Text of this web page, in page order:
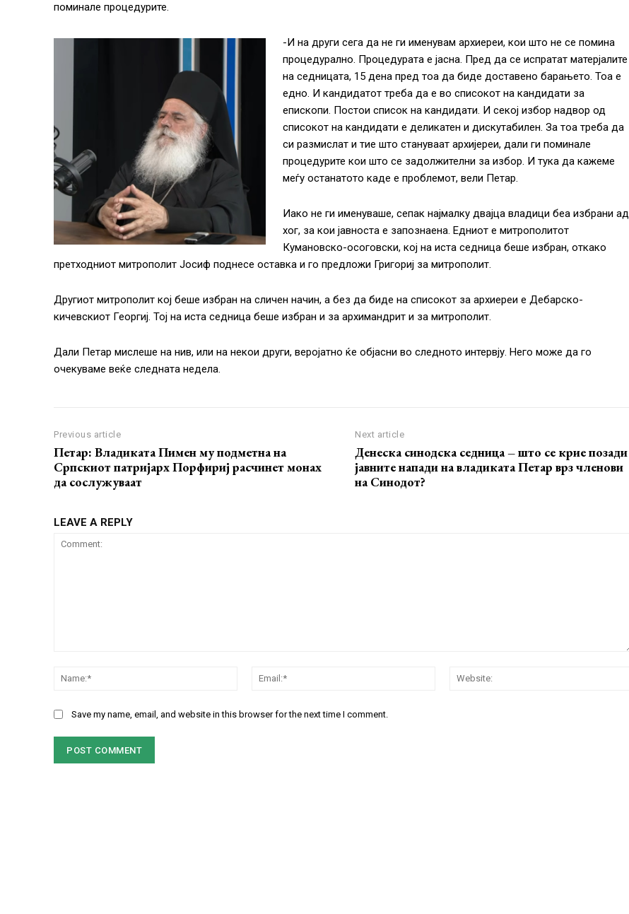
поминале процедурите.
-И на други сега да не ги именувам архиереи, кои што не се помина
процедурално. Процедурата е јасна. Пред да се испратат матерјалите
на седницата, 15 дена пред тоа да биде доставено барањето. Тоа е
едно. И кандидатот треба да е во списокот на кандидати за
епископи. Постои список на кандидати. И секој избор надвор од
списокот на кандидати е деликатен и дискутабилен. За тоа треба да
си размислат и тие што стануваат архијереи, дали ги поминале
процедурите кои што се задолжителни за избор. И тука да кажеме
меѓу останатото каде е проблемот, вели Петар.
Иако не ги именуваше, сепак најмалку двајца владици беа избрани ад
хог, за кои јавноста е запознаена. Едниот е митрополитот
Кумановско-осоговски, кој на иста седница беше избран, откако
претходниот митрополит Јосиф поднесе оставка и го предложи Григориј за митрополит.
Другиот митрополит кој беше избран на сличен начин, а без да биде на списокот за архиереи е Дебарско-
кичевскиот Георгиј. Тој на иста седница беше избран и за архимандрит и за митрополит.
Дали Петар мислеше на нив, или на некои други, веројатно ќе објасни во следното интервју. Него може да го
очекуваме веќе следната недела.
Previous article
Петар: Владиката Пимен му подметна на
Српскиот патријарх Порфириј расчинет монах
да сослужуваат
Next article
Денеска синодска седница – што се крие позади
јавните напади на владиката Петар врз членови
на Синодот?
LEAVE A REPLY
Name:*
Email:*
Save my name, email, and website in this browser for the next time I comment.